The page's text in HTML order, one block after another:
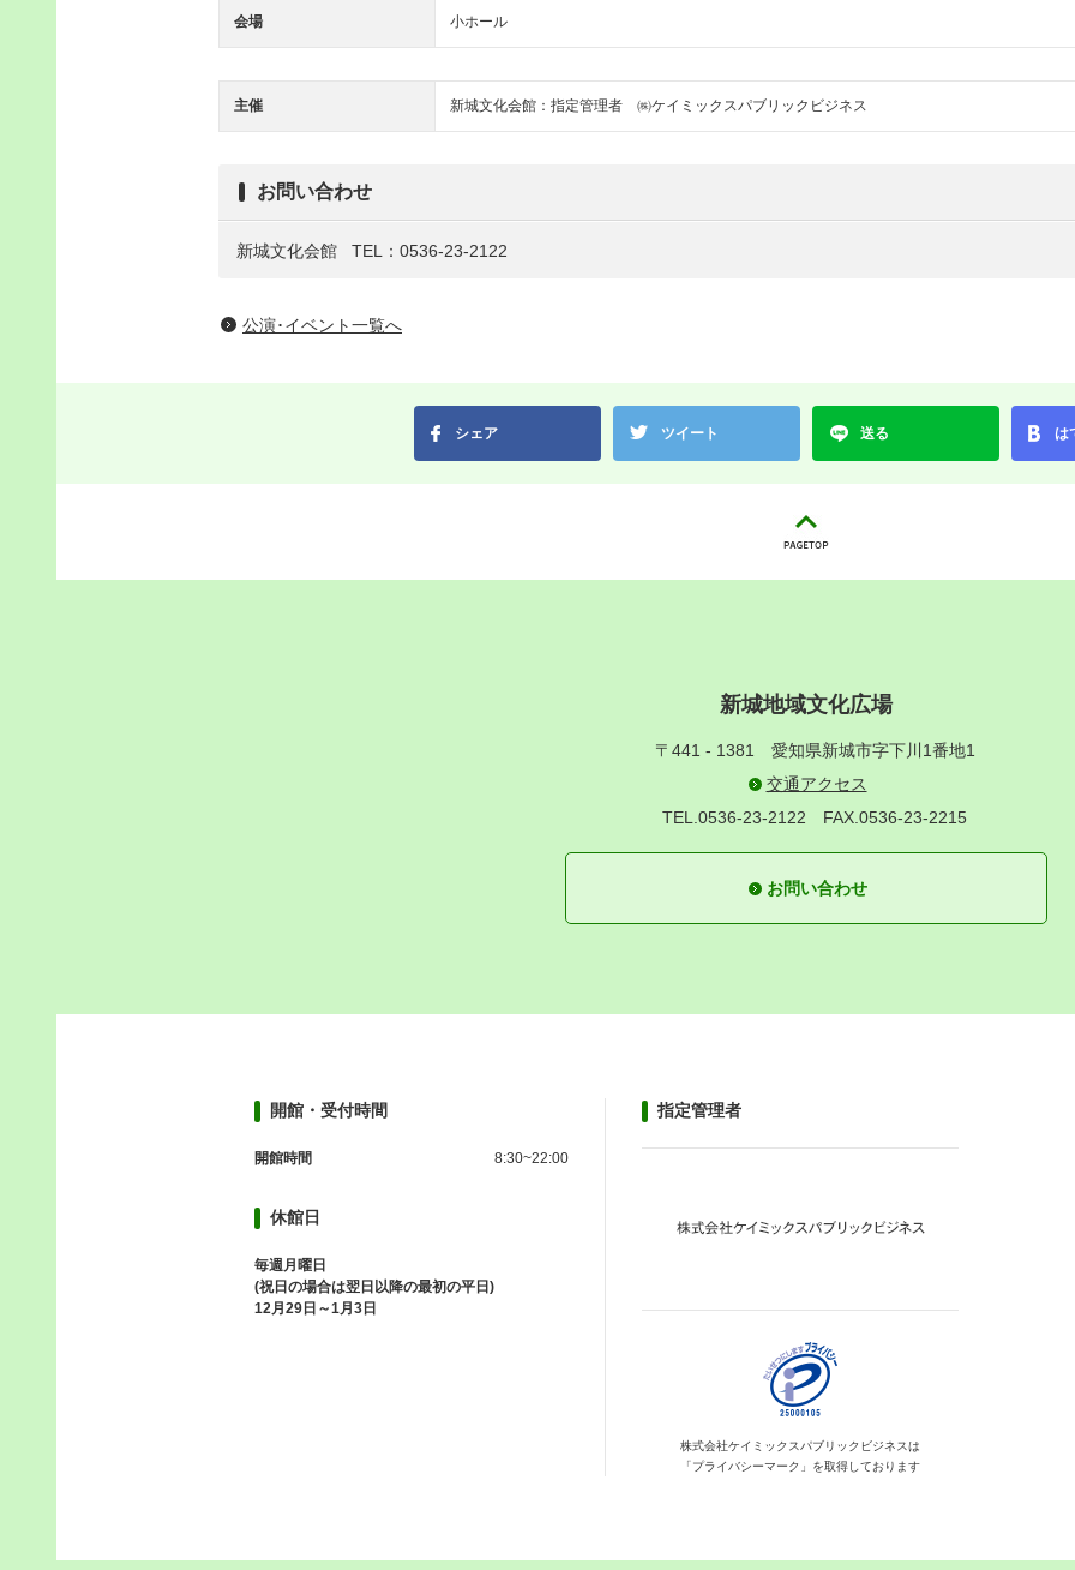
会場 小ホール
主催 新城文化会館：指定管理者 ㈱ケイミックスパブリックビジネス
お問い合わせ
新城文化会館 TEL：0536-23-2122
公演･イベント一覧へ
シェア ツイート 送る は
新城地域文化広場
〒441 - 1381 愛知県新城市字下川1番地1
交通アクセス
TEL.0536-23-2122 FAX.0536-23-2215
お問い合わせ
開館・受付時間
開館時間 8:30~22:00
休館日
毎週月曜日
(祝日の場合は翌日以降の最初の平日)
12月29日～1月3日
指定管理者
株式会社ケイミックス パブリックビジネスは
「プライバシーマーク」を取得しております